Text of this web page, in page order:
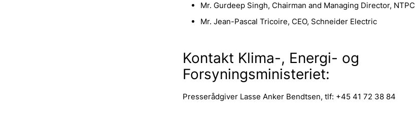
Mr. Gurdeep Singh, Chairman and Managing Director, NTPC
Mr. Jean-Pascal Tricoire, CEO, Schneider Electric
Kontakt Klima-, Energi- og
Forsyningsministeriet:
Presserådgiver Lasse Anker Bendtsen, tlf: +45 41 72 38 84